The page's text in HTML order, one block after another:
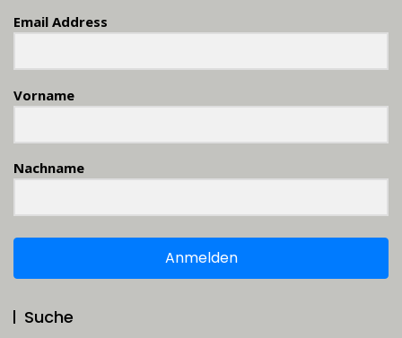
Email Address
Vorname
Nachname
Anmelden
Suche